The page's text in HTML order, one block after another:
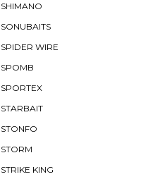
SHIMANO
SONUBAITS
SPIDER WIRE
SPOMB
SPORTEX
STARBAIT
STONFO
STORM
STRIKE KING